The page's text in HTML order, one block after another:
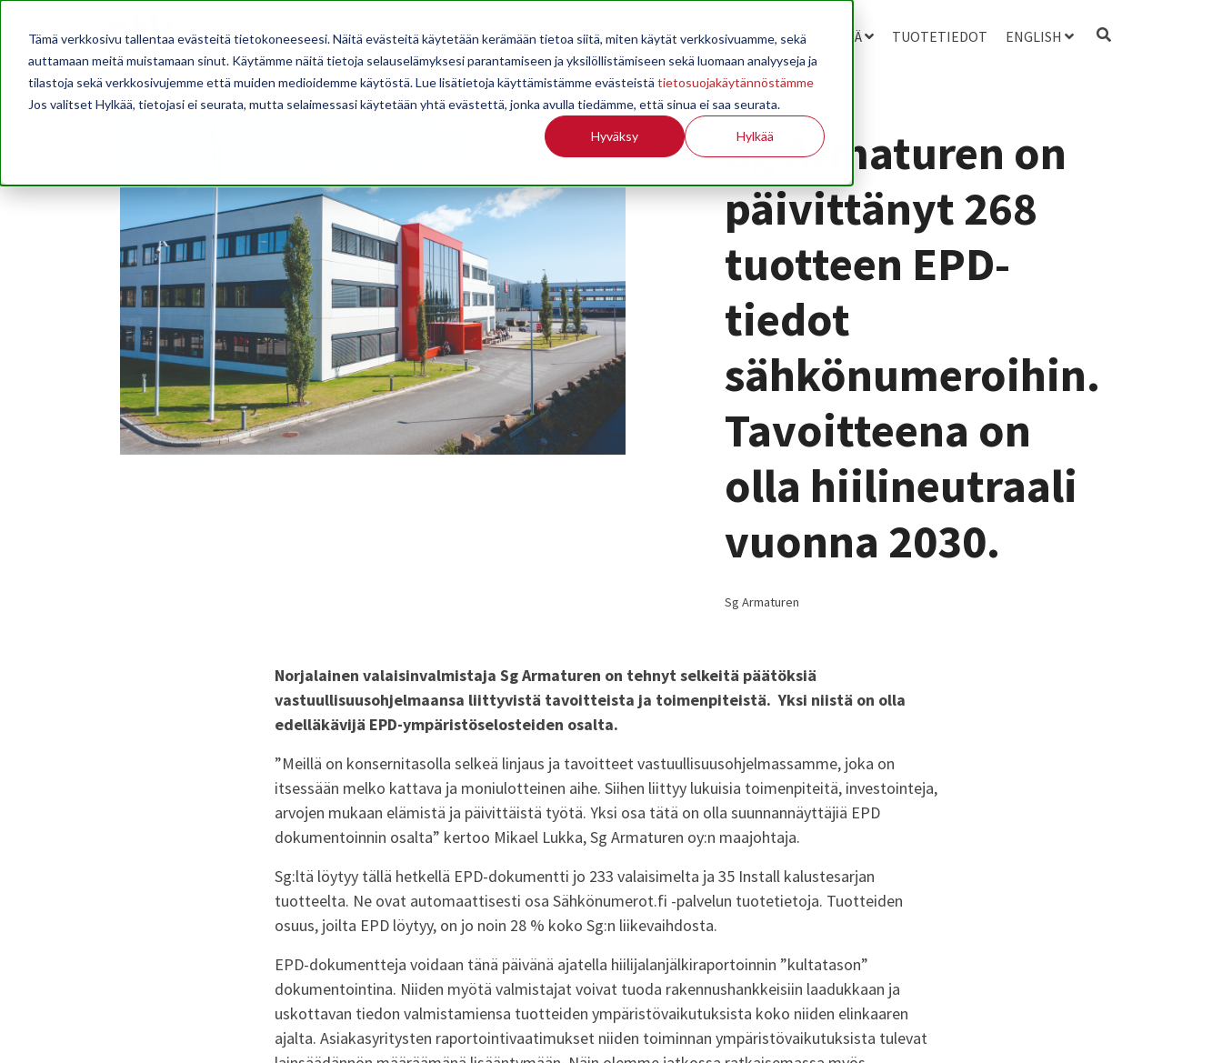
Tämä verkkosivu tallentaa evästeitä tietokoneeseesi. Näitä evästeitä käytetään kerämään tietoa siitä, miten käytät verkkosivuamme, sekä
auttamaan meitä muistamaan sinut. Käytämme näitä tietoja selauselämyksesi parantamiseen ja yksilöllistämiseen sekä luomaan analyyseja ja
tilastoja sekä verkkosivujemme että muiden medioidemme käytöstä. Lue lisätietoja käyttämistämme evästeistä tietosuojakäytännöstämme
Jos valitset Hylkää, tietojasi ei seurata, mutta selaimessasi käytetään yhtä evästettä, jonka avulla tiedämme, että sinua ei saa seurata.
Hyväksy Hylkää
AJANKOHTAISTA OPPILAITOKSILLE JÄSENYYS TILASTOINTI TIETOA MEISTÄ TUOTETIEDOT ENGLISH
Sg Armaturen on
päivittänyt 268
tuotteen EPD-
tiedot
sähkönumeroihin.
Tavoitteena on
olla hiilineutraali
vuonna 2030.
Sg Armaturen
Norjalainen valaisinvalmistaja Sg Armaturen on tehnyt selkeitä päätöksiä
vastuullisuusohjelmaansa liittyvistä tavoitteista ja toimenpiteistä. Yksi niistä on olla
edelläkävijä EPD-ympäristöselosteiden osalta.
”Meillä on konsernitasolla selkeä linjaus ja tavoitteet vastuullisuusohjelmassamme, joka on
itsessään melko kattava ja moniulotteinen aihe. Siihen liittyy lukuisia toimenpiteitä, investointeja,
arvojen mukaan elämistä ja päivittäistä työtä. Yksi osa tätä on olla suunnannäyttäjiä EPD
dokumentoinnin osalta” kertoo Mikael Lukka,Sg Armaturen oy:n maajohtaja.
Sg:ltä löytyy tällä hetkellä EPD-dokumentti jo 233 valaisimelta ja 35 Install kalustesarjan
tuotteelta. Ne ovat automaattisesti osa Sähkönumerot.fi -palvelun tuotetietoja. Tuotteiden
osuus, joilta EPD löytyy, on jo noin 28 % koko Sg:n liikevaihdosta.
EPD-dokumentteja voidaan tänä päivänä ajatella hiilijalanjälkiraportoinnin ”kultatason”
dokumentointina. Niiden myötä valmistajat voivat tuoda rakennushankkeisiin laadukkaan ja
uskottavan tiedon valmistamiensa tuotteiden ympäristövaikutuksista koko niiden elinkaaren
ajalta. Asiakasyritysten raportointivaatimukset niiden toiminnan ympäristövaikutuksista tulevat